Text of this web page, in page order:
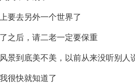
要去另外一个世界了
之后，请二老一定要保重
景到底美不美，以前从来没听别人
很快就知道了